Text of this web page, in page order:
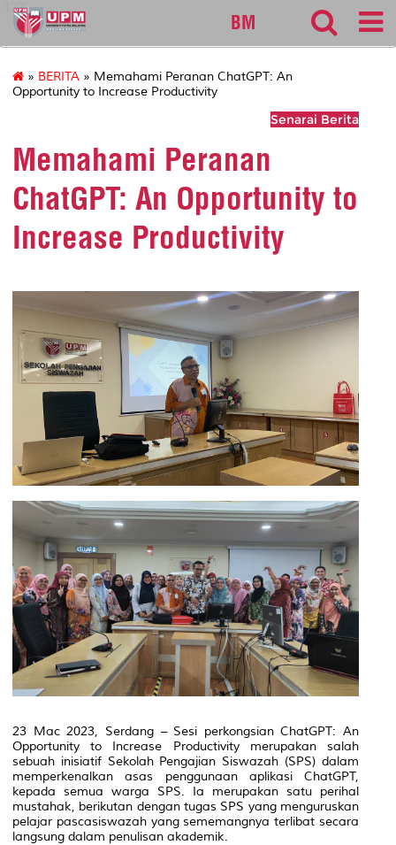
127
BM
» BERITA » Memahami Peranan ChatGPT: An
Opportunity to Increase Productivity
Senarai Berita
Memahami Peranan
ChatGPT: An Opportunity to
Increase Productivity
23 Mac 2023, Serdang – Sesi perkongsianChatGPT: An
Opportunity to Increase Productivity merupakan salah
sebuah inisiatif Sekolah Pengajian Siswazah (SPS) dalam
memperkenalkan asas penggunaan aplikasi ChatGPT,
kepada semua warga SPS. Ia merupakan satu perihal
mustahak, berikutan dengan tugas SPS yang menguruskan
pelajar pascasiswazah yang sememangnya terlibat secara
langsung dalam penulisan akademik.